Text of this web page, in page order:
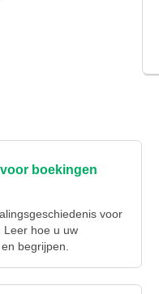
boekingen
voor
Leer hoe u uw
begrijpen.